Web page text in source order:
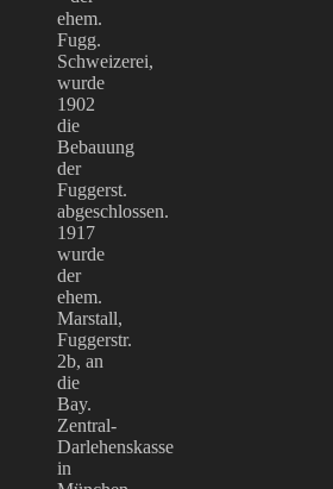
ehem.
Fugg.
Schweizerei,
wurde
1902
die
Bebauung
der
Fuggerst.
abgeschlossen.
1917
wurde
der
ehem.
Marstall,
Fuggerstr.
2b, an
die
Bay.
Zentral-
Darlehenskasse
in